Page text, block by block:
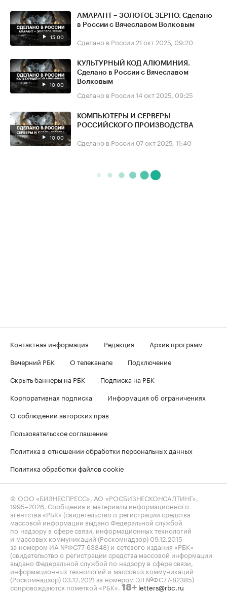
15:00
АМАРАНТ – ЗОЛОТОЕ ЗЕРНО. Сделано
в России с Вячеславом Волковым
Сделано в России 21 окт 2025, 09:20
10:00
КУЛЬТУРНЫЙ КОД АЛЮМИНИЯ.
Сделано в России с Вячеславом
Волковым
Сделано в России 14 окт 2025, 09:25
10:00
КОМПЬЮТЕРЫ И СЕРВЕРЫ
РОССИЙСКОГО ПРОИЗВОДСТВА
Сделано в России 07 окт 2025, 11:40
Контактная информация Редакция
Архив программ
Вечерний РБК
О телеканале
Подключение
Скрыть баннеры на РБК
Подписка на РБК
Корпоративная подписка
Информация об ограничениях
О соблюдении авторских прав
Пользовательское соглашение
Политика в отношении обработки персональных данных
Политика обработки файлов cookie
© ООО «БИЗНЕСПРЕСС», АО «РОСБИЗНЕСКОНСАЛТИНГ»,
1995–2026 . Сообщения и материалы информационного
агентства «РБК» (свидетельство о регистрации средства
массовой информации выдано Федеральной службой
по надзору в сфере связи, информационных технологий
и массовых коммуникаций (Роскомнадзор) 09.12.2015
за номером ИА №ФС77-63848) и сетевого издания «РБК»
(свидетельство о регистрации средства массовой информации
выдано Федеральной службой по надзору в сфере связи,
информационных технологий и массовых коммуникаций
(Роскомнадзор) 03.12.2021 за номером ЭЛ №ФС77-82385)
сопровождаются пометкой «РБК». 18+ letters@rbc.ru